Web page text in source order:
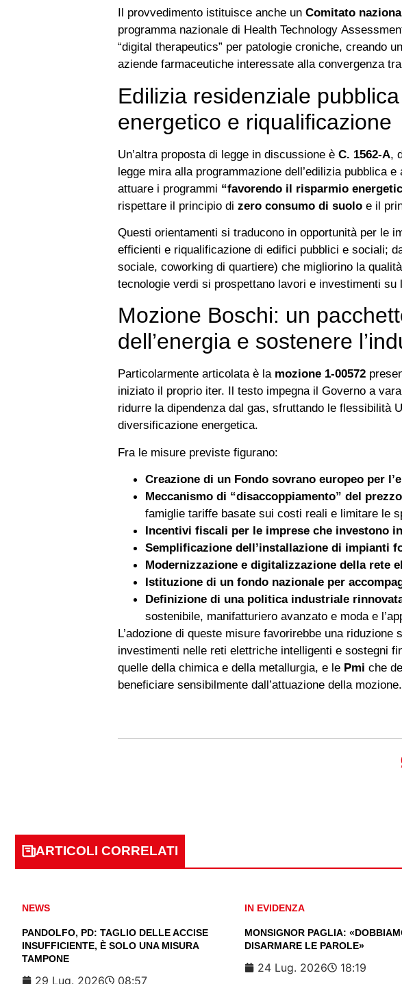
Il provvedimento istituisce anche un Comitato
programma nazionale di Health Technology
“digital therapeutics” per patologie croniche, creando
aziende farmaceutiche interessate alla convergenza
Edilizia residenziale
energetico e riqualificazione
Un’altra proposta di legge in discussione è C. 1562‑A,
legge mira alla programmazione dell’edilizia pubblica
attuare i programmi “favorendo il risparmio
rispettare il principio di zero consumo di suolo e il
Questi orientamenti si traducono in opportunità per le
efficienti e riqualificazione di edifici pubblici e sociali;
sociale, coworking di quartiere) che migliorino la
tecnologie verdi si prospettano lavori e investimenti su
Mozione Boschi: un
dell’energia e sostenere
Particolarmente articolata è la mozione 1‑00572
iniziato il proprio iter. Il testo impegna il Governo a
ridurre la dipendenza dal gas, sfruttando le flessibilità
diversificazione energetica.
Fra le misure previste figurano:
Creazione di un Fondo sovrano europeo per
Meccanismo di “disaccoppiamento” del
famiglie tariffe basate sui costi reali e limitare le
Incentivi fiscali per le imprese che investono
Semplificazione dell’installazione di impianti
Modernizzazione e digitalizzazione della rete
Istituzione di un fondo nazionale per
Definizione di una politica industriale
sostenibile, manifatturiero avanzato e moda e
L’adozione di queste misure favorirebbe una
investimenti nelle reti elettriche intelligenti e sostegni
quelle della chimica e della metallurgia, e le Pmi che
beneficiare sensibilmente dall’attuazione della mozione.
ARTICOLI CORRELATI
NEWS
PANDOLFO, PD: TAGLIO DELLE ACCISE
INSUFFICIENTE, È SOLO UNA MISURA
TAMPONE
29 Lug. 2026 08:57
IN EVIDENZA
MONSIGNOR PAGLIA:
DISARMARE LE PAROLE»
24 Lug. 2026 18:19